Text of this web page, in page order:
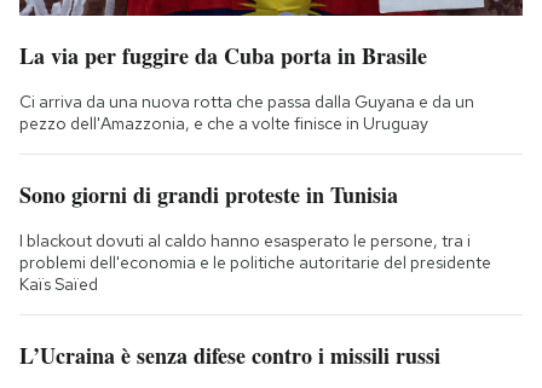
La via per fuggire da Cuba porta in Brasile
Ci arriva da una nuova rotta che passa dalla Guyana e da un
pezzo dell'Amazzonia, e che a volte finisce in Uruguay
Sono giorni di grandi proteste in Tunisia
I blackout dovuti al caldo hanno esasperato le persone, tra i
problemi dell'economia e le politiche autoritarie del presidente
Kaïs Saïed
L’Ucraina è senza difese contro i missili russi